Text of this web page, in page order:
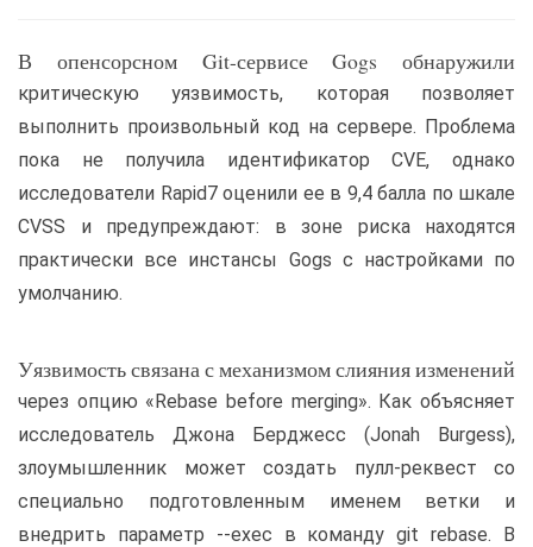
В опенсорсном Git-сервисе Gogs обнаружили
критическую уязвимость, которая позволяет
выполнить произвольный код на сервере. Проблема
пока не получила идентификатор CVE, однако
исследователи Rapid7 оценили ее в 9,4 балла по шкале
CVSS и предупреждают: в зоне риска находятся
практически все инстансы Gogs с настройками по
умолчанию.
Уязвимость связана с механизмом слияния изменений
через опцию «Rebase before merging». Как объясняет
исследователь Джона Берджесс (Jonah Burgess),
злоумышленник может создать пулл-реквест со
специально подготовленным именем ветки и
внедрить параметр --exec в команду git rebase. В